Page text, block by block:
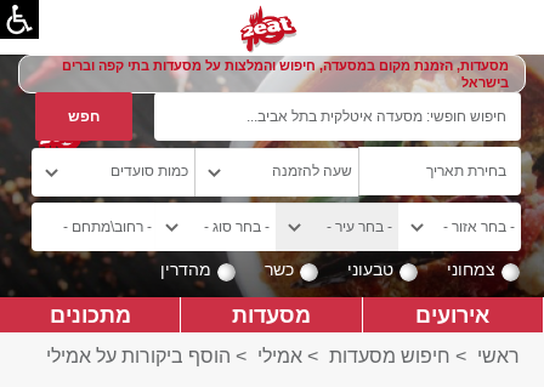
מסעדות, הזמנת מקום במסעדה, חיפוש והמלצות על מסעדות בתי קפה וברים
בישראל
צמחוני טבעוני כשר מהדרין
אירועים מסעדות מתכונים
ראשי > חיפוש מסעדות > אמילי > הוסף ביקורות על אמילי